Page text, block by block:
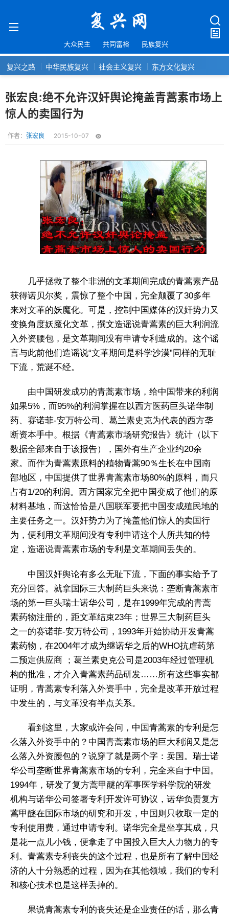
大众民主 共同富裕 民族复兴
复兴之路 中华民族复兴 社会主义复兴 东方文化复兴
张宏良:绝不允许汉奸舆论掩盖青蒿素市场上
惊人的卖国行为
作者： 张宏良 2015-10-07
几乎拯救了整个非洲的文革期间完成的青蒿素产品
获得诺贝尔奖，震惊了整个中国，完全颠覆了30多年
来对文革的妖魔化。可是，控制中国媒体的汉奸势力又
变换角度妖魔化文革，撰文造谣说青蒿素的巨大利润流
入外资腰包，是文革期间没有申请专利造成的。这个谣
言与此前他们造谣说“文革期间是科学沙漠”同样的无耻
下流，荒诞不经。
由中国研发成功的青蒿素市场，给中国带来的利润
如果5%，而95%的利润掌握在以西方医药巨头诺华制
药、赛诺菲-安万特公司、葛兰素史克为代表的西方垄
断资本手中。根据《青蒿素市场研究报告》统计（以下
数据全部来自于该报告），国外有生产企业约20余
家。而作为青蒿素原料的植物青蒿90％生长在中国南
部地区，中国提供了世界青蒿素市场80%的原料，而只
占有1/20的利润。西方国家完全把中国变成了他们的原
材料基地，而这恰恰是八国联军要把中国变成殖民地的
主要任务之一。汉奸势力为了掩盖他们惊人的卖国行
为，便利用文革期间没有专利申请这个人所共知的特
定，造谣说青蒿素市场的专利是文革期间丢失的。
中国汉奸舆论有多么无耻下流，下面的事实给予了
充分回答。就拿国际三大制药巨头来说：垄断青蒿素市
场的第一巨头瑞士诺华公司，是在1999年完成的青蒿
素药物注册的，距文革结束23年；世界三大制药巨头
之一的赛诺菲-安万特公司，1993年开始协助开发青蒿
素药物，在2004年才成为继诺华之后的WHO抗虐药第
二预定供应商 ；葛兰素史克公司是2003年经过管理机
构的批准，才介入青蒿素药品研发……所有这些事实都
证明，青蒿素专利落入外资手中，完全是改革开放过程
中发生的，与文革没有半点关系。
看到这里，大家或许会问，中国青蒿素的专利是怎
么落入外资手中的？中国青蒿素市场的巨大利润又是怎
么落入外资腰包的？说穿了就是两个字：卖国。瑞士诺
华公司垄断世界青蒿素市场的专利，完全来自于中国。
1994年，研发了复方蒿甲醚的军事医学科学院的研发
机构与诺华公司签署专利开发许可协议，诺华负责复方
蒿甲醚在国际市场的研究和开发，中国则只收取一定的
专利使用费，通过申请专利。诺华完全是坐享其成，只
是花一点儿小钱，便拿走了中国投入巨大人力物力的专
利。青蒿素专利丧失的这个过程，也是所有了解中国经
济的人十分熟悉的过程，因为在其他领域，我们的专利
和核心技术也是这样丢掉的。
果说青蒿素专利的丧失还是企业责任的话，那么青